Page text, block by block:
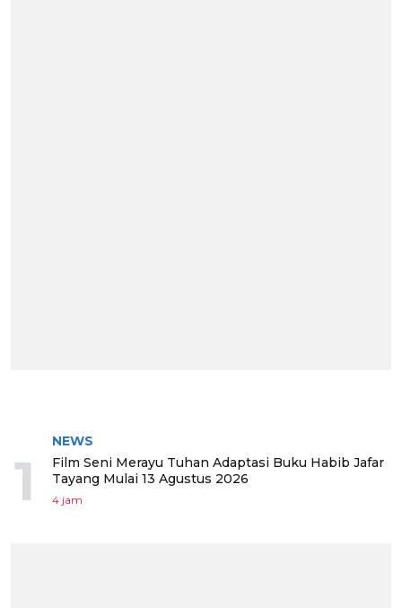
1
NEWS
Film Seni Merayu Tuhan Adaptasi Buku Habib Jafar
Tayang Mulai 13 Agustus 2026
4 jam